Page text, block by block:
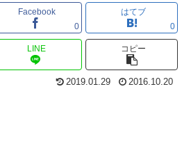
Facebook
0
はてブ
0
LINE コピー
2019.01.29 2016.10.20